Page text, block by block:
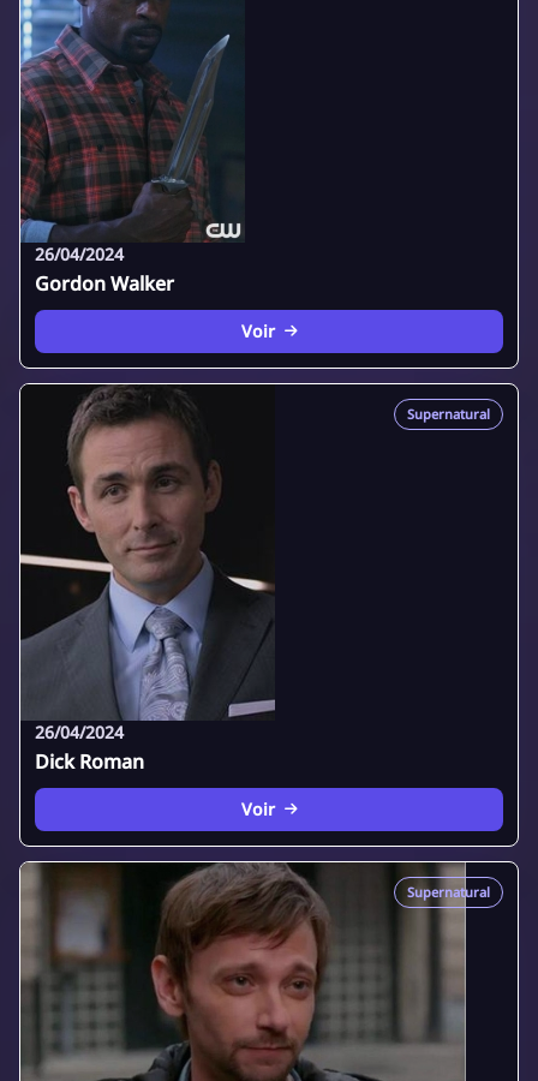
26/04/2024
Gordon Walker
Voir
Supernatural
26/04/2024
Dick Roman
Voir
Supernatural